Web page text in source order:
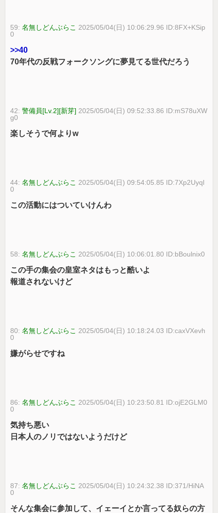
59:名無しどんぶらこ 2025/05/04(日) 10:06:29.96 ID:8FX+KSip
0
>>40
70年代の反戦フォークソングに夢見てる世代だろう
42:警備員[Lv.2][新芽] 2025/05/04(日) 09:52:33.86 ID:mS78uXW
g0
楽しそうで何よりw
44:名無しどんぶらこ 2025/05/04(日) 09:54:05.85 ID:7Xp2Uyql
0
この活動にはついていけんわ
58:名無しどんぶらこ 2025/05/04(日) 10:06:01.80 ID:bBoulnix0
この手の集会の皇室ネタはもっと酷いよ
報道されないけど
80:名無しどんぶらこ 2025/05/04(日) 10:18:24.03 ID:caxVXevh
0
嫌がらせですね
86:名無しどんぶらこ 2025/05/04(日) 10:23:50.81 ID:ojE2GLM0
0
気持ち悪い
日本人のノリではないようだけど
87:名無しどんぶらこ 2025/05/04(日) 10:24:32.38 ID:371/HiNA
0
そんな集会に参加して、イェーイとか言ってる奴らの方